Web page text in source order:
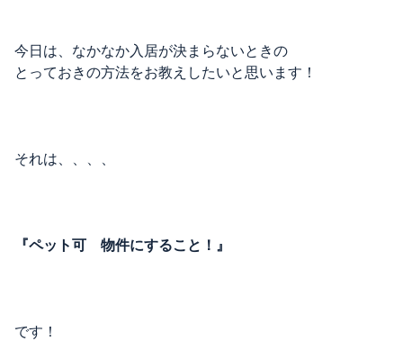
今日は、なかなか入居が決まらないときの
とっておきの方法をお教えしたいと思います！
それは、、、、
『ペット可 物件にすること！』
です！